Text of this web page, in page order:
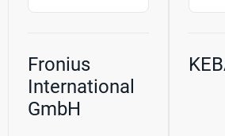
Fronius
International
GmbH